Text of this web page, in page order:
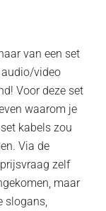
van een set
audio/video
Voor deze set
waarom je
kabels zou
Via de
zelf
maar
slogans,